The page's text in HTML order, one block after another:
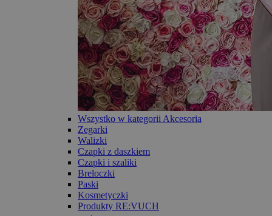
Wszystko w kategorii Akcesoria
Zegarki
Walizki
Czapki z daszkiem
Czapki i szaliki
Breloczki
Paski
Kosmetyczki
Produkty RE:VUCH